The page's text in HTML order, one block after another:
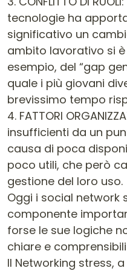
tecnologie ha
significativo un
ambito lavorativo si
esempio, del “gap
quale i più giovani
brevissimo tempo
4. FATTORI
insufficienti da un
causa di poca
poco utili, che però
gestione del loro uso.
Oggi i social network
componente
forse le sue logiche
chiare e
Il Networking stress,